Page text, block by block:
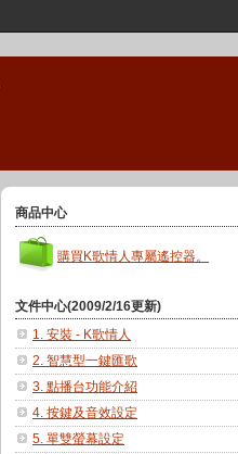
商品中心
購買K歌情人專屬遙控器。
文件中心(2009/2/16更新)
1. 安裝 - K歌情人
2. 智慧型一鍵匯歌
3. 點播台功能介紹
4. 按鍵及音效設定
5. 單雙螢幕設定